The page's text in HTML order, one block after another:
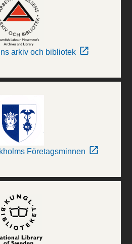
arkiv och bibliotek
Företagsminnen